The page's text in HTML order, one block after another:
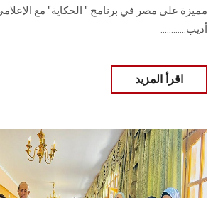
مميزة على مصر في برنامج " الحكاية" مع
أديب............
اقرأ المزيد